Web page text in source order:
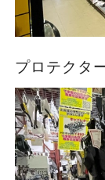
プロテクタ